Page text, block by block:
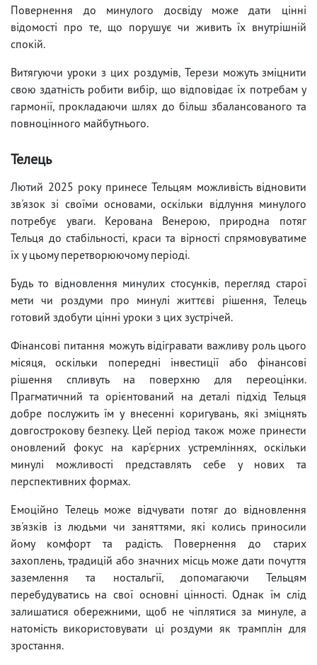
Повернення до минулого досвіду може дати цінні
відомості про те, що порушує чи живить їх внутрішній
спокій.
Витягуючи уроки з цих роздумів, Терези можуть зміцнити
свою здатність робити вибір, що відповідає їх потребам у
гармонії, прокладаючи шлях до більш збалансованого та
повноцінного майбутнього.
Телець
Лютий 2025 року принесе Тельцям можливість відновити
зв'язок зі своїми основами, оскільки відлуння минулого
потребує уваги. Керована Венерою, природна потяг
Тельця до стабільності, краси та вірності спрямовуватиме
їх у цьому перетворюючому періоді.
Будь то відновлення минулих стосунків, перегляд старої
мети чи роздуми про минулі життєві рішення, Телець
готовий здобути цінні уроки з цих зустрічей.
Фінансові питання можуть відігравати важливу роль цього
місяця, оскільки попередні інвестиції або фінансові
рішення спливуть на поверхню для переоцінки.
Прагматичний та орієнтований на деталі підхід Тельця
добре послужить їм у внесенні коригувань, які зміцнять
довгострокову безпеку. Цей період також може принести
оновлений фокус на кар'єрних устремліннях, оскільки
минулі можливості представлять себе у нових та
перспективних формах.
Емоційно Телець може відчувати потяг до відновлення
зв'язків із людьми чи заняттями, які колись приносили
йому комфорт та радість. Повернення до старих
захоплень, традицій або значних місць може дати почуття
заземлення та ностальгії, допомагаючи Тельцям
перебудуватись на свої основні цінності. Однак їм слід
залишатися обережними, щоб не чіплятися за минуле, а
натомість використовувати ці роздуми як трамплін для
зростання.